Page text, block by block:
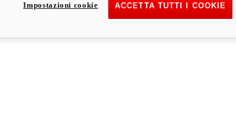
ACCETTA TUTTI I COOKIE
Impostazioni cookie